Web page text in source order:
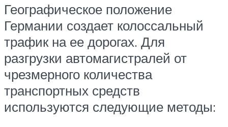
Географическое положение
Германии создает колоссальный
трафик на ее дорогах. Для
разгрузки автомагистралей от
чрезмерного количества
транспортных средств
используются следующие методы: